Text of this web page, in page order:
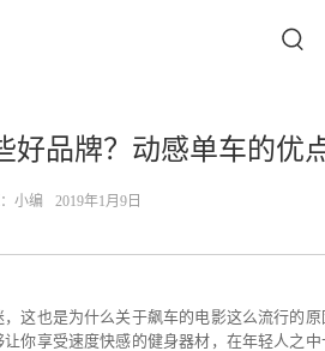
好品牌？动感单车的优
小编 2019年1月9日
这也是为什么关于飙车的电影这么流行的原
你享受速度快感的健身器材，在年轻人之中